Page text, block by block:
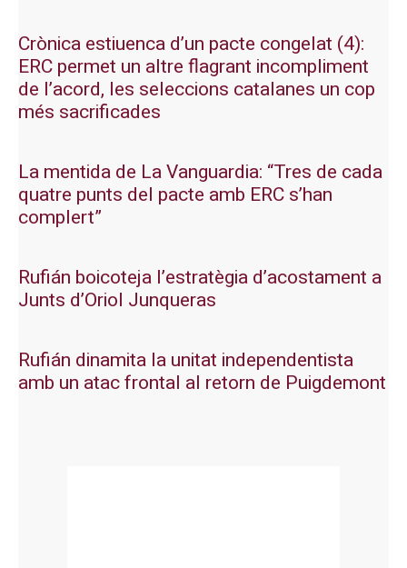
Crònica estiuenca d’un pacte congelat (4):
ERC permet un altre flagrant incompliment
de l’acord, les seleccions catalanes un cop
més sacrificades
La mentida de La Vanguardia: “Tres de cada
quatre punts del pacte amb ERC s’han
complert”
Rufián boicoteja l’estratègia d’acostament a
Junts d’Oriol Junqueras
Rufián dinamita la unitat independentista
amb un atac frontal al retorn de Puigdemont